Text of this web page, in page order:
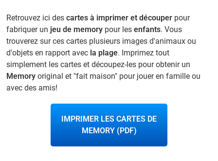
Retrouvez ici descartes à imprimer et découper pour
fabriquer un jeu de memory pour lesenfants. Vous
trouverez sur ces cartes plusieurs images d'animaux ou
d'objets en rapport avec la plage. Imprimez tout
simplement les cartes et découpez-les pour obtenir un
Memory original et "fait maison" pour jouer en famille ou
avec des amis!
IMPRIMER LES CARTES DE
MEMORY (PDF)